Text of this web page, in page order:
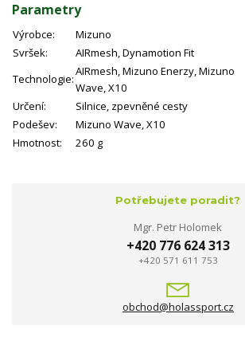
Parametry
Výrobce:
Mizuno
Svršek:
AIRmesh, Dynamotion Fit
Technologie:
AIRmesh, Mizuno Enerzy, Mizuno
Wave, X10
Určení:
Silnice, zpevněné cesty
Podešev:
Mizuno Wave, X10
Hmotnost:
260 g
Potřebujete poradit?
Mgr. Petr Holomek
+420 776 624 313
+420 571 611 753
obchod@holassport.cz